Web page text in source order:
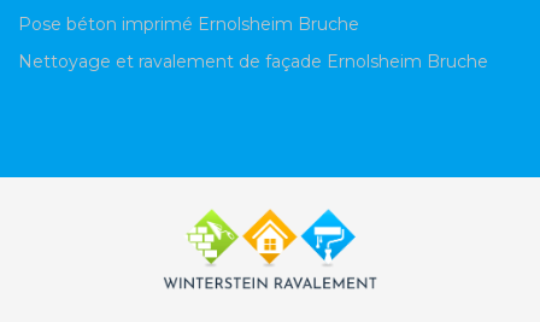
Pose béton imprimé Ernolsheim Bruche
Nettoyage et ravalement de façade Ernolsheim Bruche